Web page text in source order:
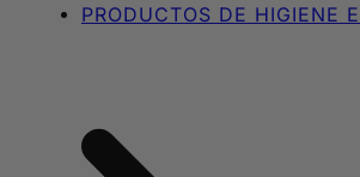
PRODUCTOS DE HIGIENE